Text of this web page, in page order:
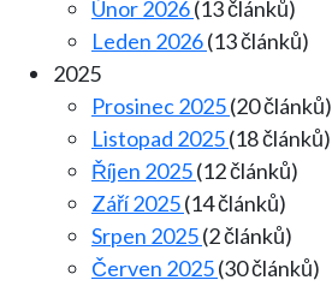
Únor 2026(13 článků)
Leden 2026(13 článků)
2025
Prosinec 2025(20 článků)
Listopad 2025(18 článků)
Říjen 2025(12 článků)
Září 2025(14 článků)
Srpen 2025(2 článků)
Červen 2025(30 článků)